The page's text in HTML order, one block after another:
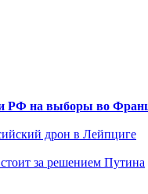
РФ на выборы во
дрон в Лейпциге
за решением Путина